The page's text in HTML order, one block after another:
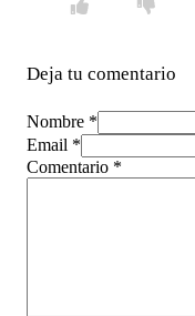
Deja tu comentario
Nombre *
Email *
Comentario *